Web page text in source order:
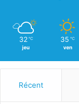
32 ℃
jeu
35 ℃
ven
Récent